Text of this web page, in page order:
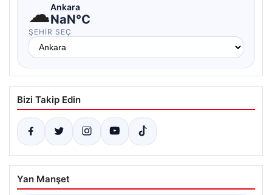
☁Ankara
NaN°C
ŞEHIR SEÇ
Bizi Takip Edin
Yan Manşet